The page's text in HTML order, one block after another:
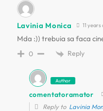
Lavinia Monica 11 years
Mda :)) trebuia sa faca
0 Reply
Author
comentatoramator
Reply to Lavinia